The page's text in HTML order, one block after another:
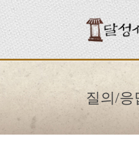
질의/응